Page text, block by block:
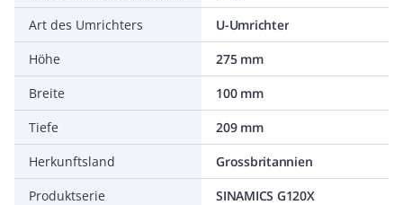
Art des Umrichters
U-Umrichter
Höhe
275 mm
Breite
100 mm
Tiefe
209 mm
Herkunftsland
Grossbritannien
Produktserie
SINAMICS G120X